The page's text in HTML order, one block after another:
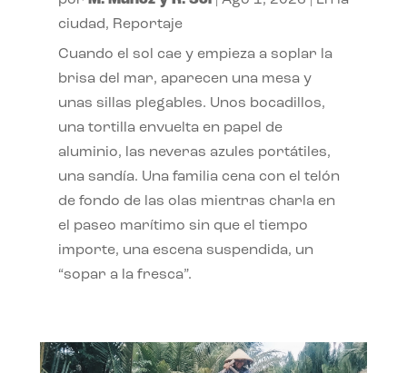
ciudad, Reportaje
Cuando el sol cae y empieza a soplar la
brisa del mar, aparecen una mesa y
unas sillas plegables. Unos bocadillos,
una tortilla envuelta en papel de
aluminio, las neveras azules portátiles,
una sandía. Una familia cena con el telón
de fondo de las olas mientras charla en
el paseo marítimo sin que el tiempo
importe, una escena suspendida, un
“sopar a la fresca”.